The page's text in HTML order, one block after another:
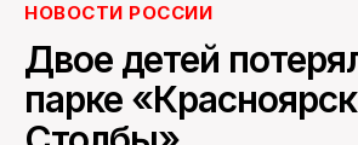
О НАС
ПОИСК ПО
НОВОСТИ РОССИИ
Двое детей
парке